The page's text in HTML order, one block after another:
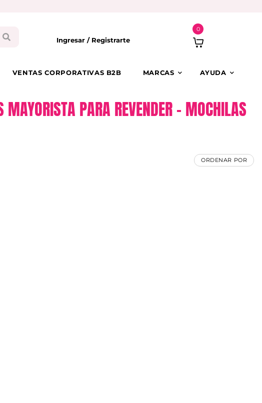
Ingresar / Registrarte
0
VENTAS CORPORATIVAS B2B MARCAS AYUDA
PARA REVENDER – MOCHILAS
ORDENAR POR